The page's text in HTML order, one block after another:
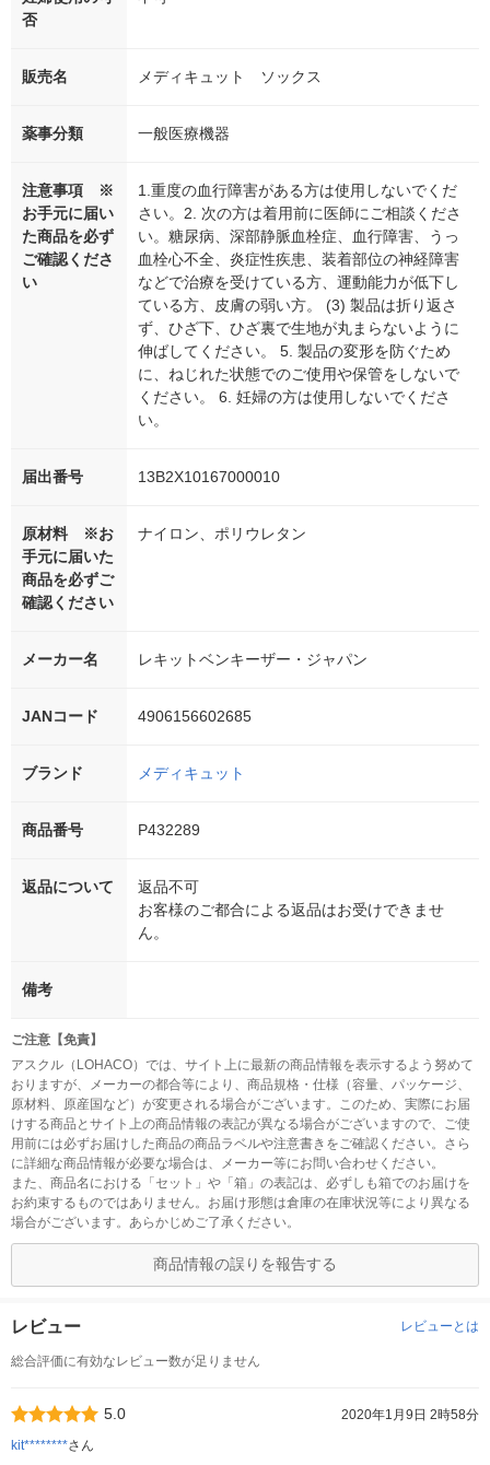
否
販売名 メディキュット ソックス
薬事分類 一般医療機器
注意事項 ※
お手元に届い
た商品を必ず
ご確認くださ
い
1.重度の血行障害がある方は使用しないでくだ
さい。2. 次の方は着用前に医師にご相談くださ
い。糖尿病、深部静脈血栓症、血行障害、うっ
血栓心不全、炎症性疾患、装着部位の神経障害
などで治療を受けている方、運動能力が低下し
ている方、皮膚の弱い方。 (3) 製品は折り返さ
ず、ひざ下、ひざ裏で生地が丸まらないように
伸ばしてください。 5. 製品の変形を防ぐため
に、ねじれた状態でのご使用や保管をしないで
ください。 6. 妊婦の方は使用しないでくださ
い。
届出番号 13B2X10167000010
原材料 ※お
手元に届いた
商品を必ずご
確認ください
ナイロン、ポリウレタン
メーカー名 レキットベンキーザー・ジャパン
JANコード 4906156602685
ブランド メディキュット
商品番号 P432289
返品について
返品不可
お客様のご都合による返品はお受けできませ
ん。
備考
ご注意【免責】
アスクル（LOHACO）では、サイト上に最新の商品情報を表示するよう努めて
おりますが、メーカーの都合等により、商品規格・仕様（容量、パッケージ、
原材料、原産国など）が変更される場合がございます。このため、実際にお届
けする商品とサイト上の商品情報の表記が異なる場合がございますので、ご使
用前には必ずお届けした商品の商品ラベルや注意書きをご確認ください。さら
に詳細な商品情報が必要な場合は、メーカー等にお問い合わせください。
また、商品名における「セット」や「箱」の表記は、必ずしも箱でのお届けを
お約束するものではありません。お届け形態は倉庫の在庫状況等により異なる
場合がございます。あらかじめご了承ください。
商品情報の誤りを報告する
レビュー レビューとは
総合評価に有効なレビュー数が足りません
5.0
2020年1月9日 2時58分
kit********さん